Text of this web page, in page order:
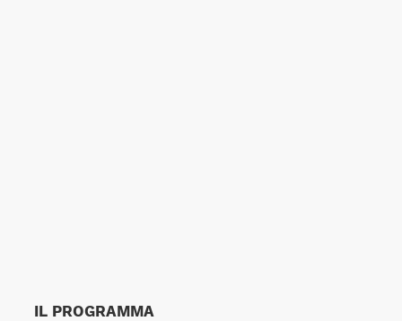
IL PROGRAMMA